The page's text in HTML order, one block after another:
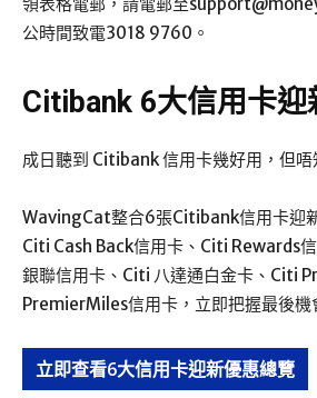
公時間致電3018 9760。
Citibank 6大信用卡迎
成日聽到 Citibank 信用卡幾好用，但唔
WavingCat整合6張Citibank信用卡迎
Citi Cash Back信用卡、Citi Rewards
銀聯信用卡、Citi 八達通白金卡、Citi
PremierMiles信用卡，立即把握最後機
立即查看6大信用卡迎新優惠總覽